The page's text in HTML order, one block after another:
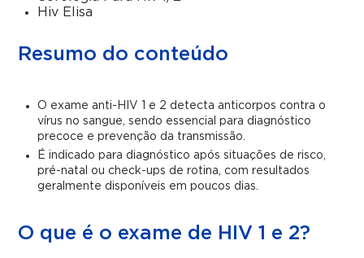
Hiv Elisa
Resumo do conteúdo
O exame anti-HIV 1 e 2 detecta anticorpos contra o
vírus no sangue, sendo essencial para diagnóstico
precoce e prevenção da transmissão.
É indicado para diagnóstico após situações de risco,
pré-natal ou check-ups de rotina, com resultados
geralmente disponíveis em poucos dias.
O que é o exame de HIV 1 e 2?